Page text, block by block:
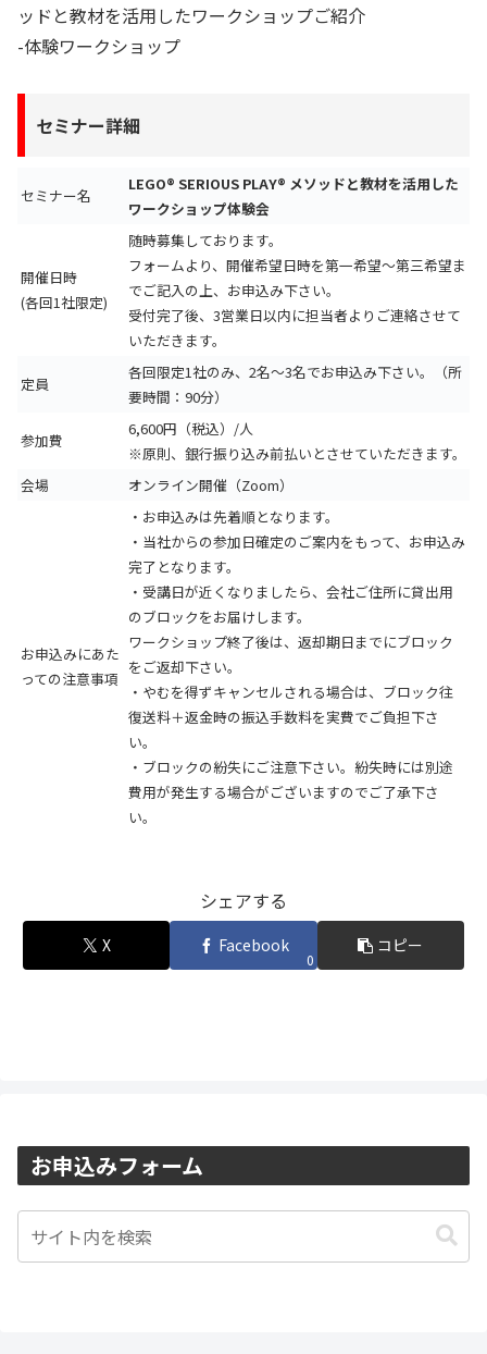
ッドと教材を活用したワークショップご紹介
-体験ワークショップ
セミナー詳細
セミナー名
LEGO® SERIOUS PLAY® メソッドと教材を活用した
ワークショップ体験会
開催日時
(各回1社限定)
随時募集しております。
フォームより、開催希望日時を第一希望～第三希望ま
でご記入の上、お申込み下さい。
受付完了後、3営業日以内に担当者よりご連絡させて
いただきます。
定員
各回限定1社のみ、2名～3名でお申込み下さい。（所
要時間：90分）
参加費
6,600円（税込）/人
※原則、銀行振り込み前払いとさせていただきます。
会場
オンライン開催（Zoom）
お申込みにあた
っての注意事項
・お申込みは先着順となります。
・当社からの参加日確定のご案内をもって、お申込み
完了となります。
・受講日が近くなりましたら、会社ご住所に貸出用
のブロックをお届けします。
ワークショップ終了後は、返却期日までにブロック
をご返却下さい。
・やむを得ずキャンセルされる場合は、ブロック往
復送料＋返金時の振込手数料を実費でご負担下さ
い。
・ブロックの紛失にご注意下さい。紛失時には別途
費用が発生する場合がございますのでご了承下さ
い。
シェアする
X Facebook
0
コピー
お申込みフォーム